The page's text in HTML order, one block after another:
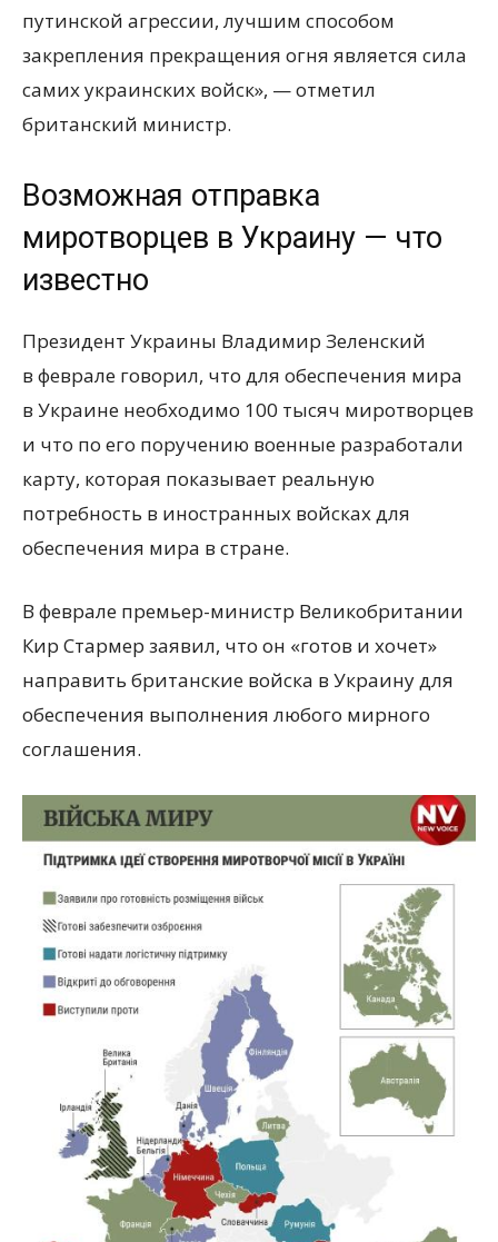
путинской агрессии, лучшим способом
закрепления прекращения огня является сила
самих украинских войск», — отметил
британский министр.
Возможная отправка
миротворцев в Украину — что
известно
Президент Украины Владимир Зеленский
в феврале говорил, что для обеспечения мира
в Украине необходимо 100 тысяч миротворцев
и что по его поручению военные разработали
карту, которая показывает реальную
потребность в иностранных войсках для
обеспечения мира в стране.
В феврале премьер-министр Великобритании
Кир Стармер заявил, что он «готов и хочет»
направить британские войска в Украину для
обеспечения выполнения любого мирного
соглашения.